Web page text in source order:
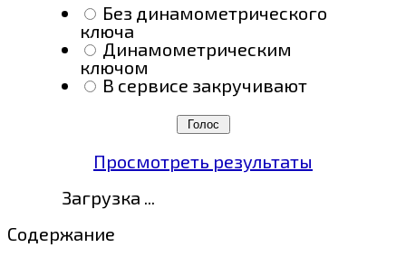
Без динамометрического
ключа
Динамометрическим
ключом
В сервисе закручивают
Просмотреть результаты
Загрузка ...
Содержание